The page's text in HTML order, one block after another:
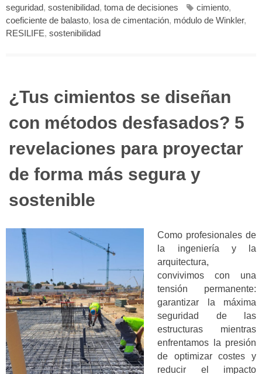
seguridad, sostenibilidad, toma de decisiones cimiento,
coeficiente de balasto, losa de cimentación, módulo de Winkler,
RESILIFE, sostenibilidad
¿Tus cimientos se diseñan
con métodos desfasados? 5
revelaciones para proyectar
de forma más segura y
sostenible
Como profesionales de
la ingeniería y la
arquitectura,
convivimos con una
tensión permanente:
garantizar la máxima
seguridad de las
estructuras mientras
enfrentamos la presión
de optimizar costes y
reducir el impacto